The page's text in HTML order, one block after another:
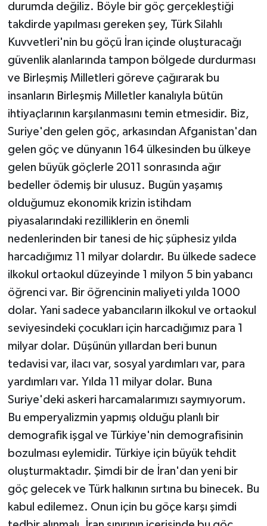
durumda değiliz. Böyle bir göç gerçekleştiği
takdirde yapılması gereken şey, Türk Silahlı
Kuvvetleri'nin bu göçü İran içinde oluşturacağı
güvenlik alanlarında tampon bölgede durdurması
ve Birleşmiş Milletleri göreve çağırarak bu
insanların Birleşmiş Milletler kanalıyla bütün
ihtiyaçlarının karşılanmasını temin etmesidir. Biz,
Suriye'den gelen göç, arkasından Afganistan'dan
gelen göç ve dünyanın 164 ülkesinden bu ülkeye
gelen büyük göçlerle 2011 sonrasında ağır
bedeller ödemiş bir ulusuz. Bugün yaşamış
olduğumuz ekonomik krizin istihdam
piyasalarındaki rezilliklerin en önemli
nedenlerinden bir tanesi de hiç şüphesiz yılda
harcadığımız 11 milyar dolardır. Bu ülkede sadece
ilkokul ortaokul düzeyinde 1 milyon 5 bin yabancı
öğrenci var. Bir öğrencinin maliyeti yılda 1000
dolar. Yani sadece yabancıların ilkokul ve ortaokul
seviyesindeki çocukları için harcadığımız para 1
milyar dolar. Düşünün yıllardan beri bunun
tedavisi var, ilacı var, sosyal yardımları var, para
yardımları var. Yılda 11 milyar dolar. Buna
Suriye'deki askeri harcamalarımızı saymıyorum.
Bu emperyalizmin yapmış olduğu planlı bir
demografik işgal ve Türkiye'nin demografisinin
bozulması eylemidir. Türkiye için büyük tehdit
oluşturmaktadır. Şimdi bir de İran'dan yeni bir
göç gelecek ve Türk halkının sırtına bu binecek. Bu
kabul edilemez. Onun için bu göçe karşı şimdi